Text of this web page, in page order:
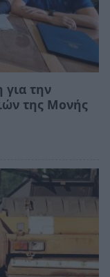
την
της Μονής